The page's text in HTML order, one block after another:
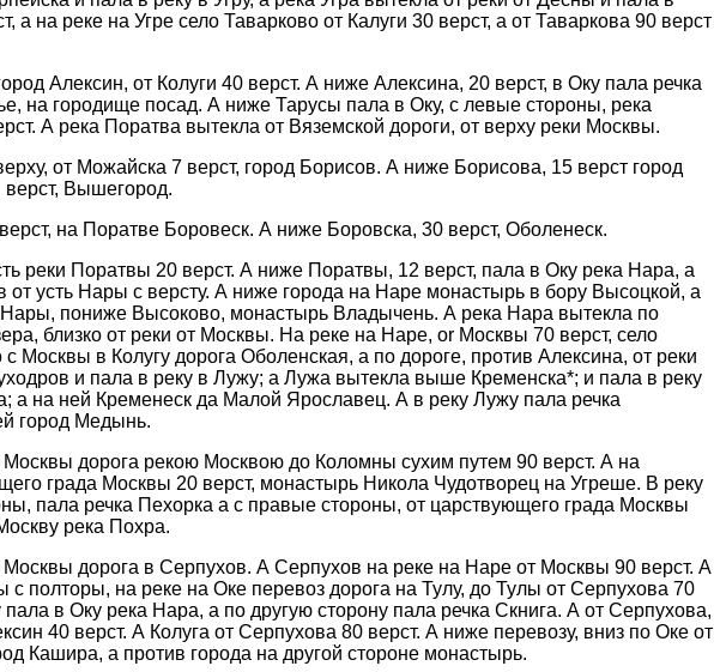
а на реке на Угре село Таварково от Калуги 30 верст, а от Таваркова 90 верст
Алексин, от Колуги 40 верст. А ниже Алексина, 20 верст, в Оку пала речка
на городище посад. А ниже Тарусы пала в Оку, с левые стороны, река
А река Поратва вытекла от Вяземской дороги, от верху реки Москвы.
от Можайска 7 верст, город Борисов. А ниже Борисова, 15 верст город
Вышегород.
на Поратве Боровеск. А ниже Боровска, 30 верст, Оболенеск.
реки Поратвы 20 верст. А ниже Поратвы, 12 верст, пала в Оку река Нара, а
от усть Нары с версту. А ниже города на Наре монастырь в бору Высоцкой, а
Нары, пониже Высоково, монастырь Владычень. А река Нара вытекла по
близко от реки от Москвы. На реке на Наре, or Москвы 70 верст, село
Москвы в Колугу дорога Оболенская, а по дороге, против Алексина, от реки
и пала в реку в Лужу; а Лужа вытекла выше Кременска*; и пала в реку
а на ней Кременеск да Малой Ярославец. А в реку Лужу пала речка
город Медынь.
дорога рекою Москвою до Коломны сухим путем 90 верст. А на
града Москвы 20 верст, монастырь Никола Чудотворец на Угреше. В реку
пала речка Пехорка а с правые стороны, от царствующего града Москвы
река Похра.
дорога в Серпухов. А Серпухов на реке на Наре от Москвы 90 верст. А
с полторы, на реке на Оке перевоз дорога на Тулу, до Тулы от Серпухова 70
в Оку река Нара, а по другую сторону пала речка Скнига. А от Серпухова,
40 верст. А Колуга от Серпухова 80 верст. А ниже перевозу, вниз по Оке от
Кашира, а против города на другой стороне монастырь.